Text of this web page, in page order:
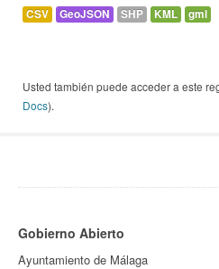
CSV GeoJSON SHP KML gml
Usted también puede acceder a este
Docs).
Gobierno Abierto
Ayuntamiento de Málaga